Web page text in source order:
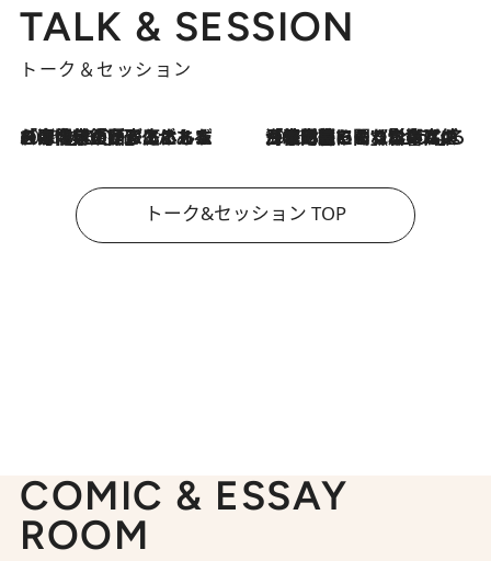
TALK & SESSION
トーク＆セッション
2026.8.3
「今後値上げがあるとすれば…」「リスクがあるのは今年の冬」エネルギー専門家が語る、ホルムズ海峡封鎖が家庭にもたらす“ある心配” 2026.8.3
「住宅建てられない…」「サーチャージ料の高値が続いている」ホルムズ海峡封鎖による影響はいつまで続く？《エネルギー専門家に聞く“どうなる日本の暮らし”》
トーク&セッション TOP
COMIC & ESSAY
ROOM